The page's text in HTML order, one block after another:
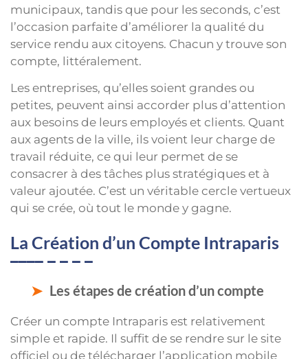
municipaux, tandis que pour les seconds, c’est
l’occasion parfaite d’améliorer la qualité du
service rendu aux citoyens. Chacun y trouve son
compte, littéralement.
Les entreprises, qu’elles soient grandes ou
petites, peuvent ainsi accorder plus d’attention
aux besoins de leurs employés et clients. Quant
aux agents de la ville, ils voient leur charge de
travail réduite, ce qui leur permet de se
consacrer à des tâches plus stratégiques et à
valeur ajoutée. C’est un véritable cercle vertueux
qui se crée, où tout le monde y gagne.
La Création d’un Compte Intraparis
Les étapes de création d’un compte
Créer un compte Intraparis est relativement
simple et rapide. Il suffit de se rendre sur le site
officiel ou de télécharger l’application mobile